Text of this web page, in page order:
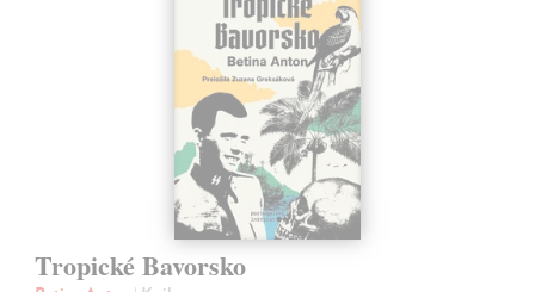
Tropické Bavorsko